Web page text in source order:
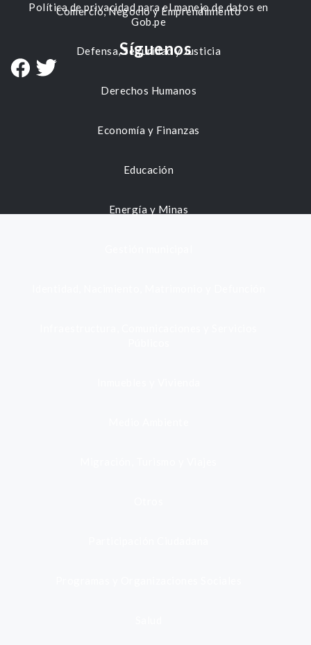
Comercio, Negocio y Emprendimiento
Defensa, Seguridad y Justicia
Derechos Humanos
Economía y Finanzas
Educación
Energía y Minas
Política de privacidad para el manejo de datos en
Gob.pe
Síguenos